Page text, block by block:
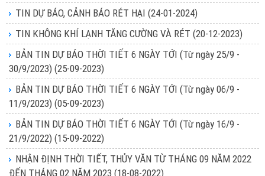
TIN DỰ BÁO, CẢNH BÁO RÉT HẠI (24-01-2024)
TIN KHÔNG KHÍ LẠNH TĂNG CƯỜNG VÀ RÉT (20-12-2023)
BẢN TIN DỰ BÁO THỜI TIẾT 6 NGÀY TỚI (Từ ngày 25/9 -
30/9/2023) (25-09-2023)
BẢN TIN DỰ BÁO THỜI TIẾT 6 NGÀY TỚI (Từ ngày 06/9 -
11/9/2023) (05-09-2023)
BẢN TIN DỰ BÁO THỜI TIẾT 6 NGÀY TỚI (Từ ngày 16/9 -
21/9/2022) (15-09-2022)
NHẬN ĐỊNH THỜI TIẾT, THỦY VĂN TỪ THÁNG 09 NĂM 2022
ĐẾN THÁNG 02 NĂM 2023 (18-08-2022)